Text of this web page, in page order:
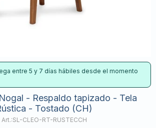
entre 5 y 7 días hábiles desde el momento
- Respaldo tapizado - Tela
- Tostado (CH)
SL-CLEO-RT-RUSTECCH